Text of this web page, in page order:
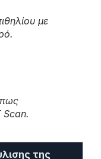
με
Scan.
της